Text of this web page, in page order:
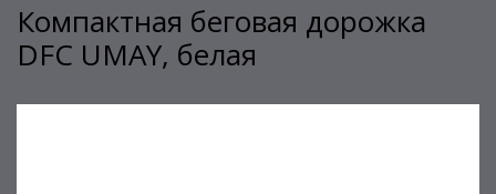
Компактная беговая дорожка
DFC UMAY, белая